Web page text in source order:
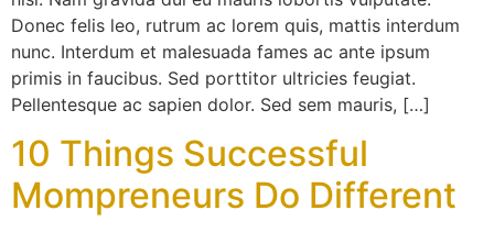
Donec felis leo, rutrum ac lorem quis, mattis interdum
nunc. Interdum et malesuada fames ac ante ipsum
primis in faucibus. Sed porttitor ultricies feugiat.
Pellentesque ac sapien dolor. Sed sem mauris, […]
10 Things Successful
Mompreneurs Do Different